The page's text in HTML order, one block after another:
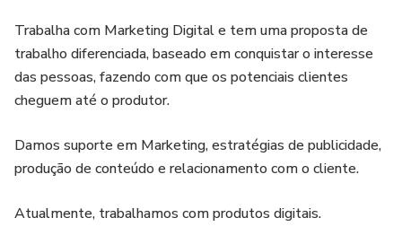
Trabalha com Marketing Digital e tem uma proposta de
trabalho diferenciada, baseado em conquistar o interesse
das pessoas, fazendo com que os potenciais clientes
cheguem até o produtor.
Damos suporte em Marketing, estratégias de publicidade,
produção de conteúdo e relacionamento com o cliente.
Atualmente, trabalhamos com produtos digitais.